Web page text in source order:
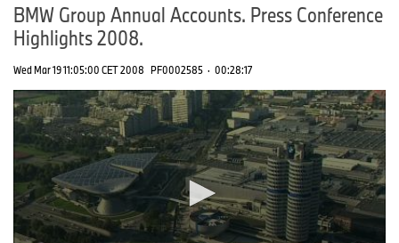
BMW Group Annual Accounts. Press Conference
Highlights 2008.
Wed Mar 19 11:05:00 CET 2008 PF0002585 · 00:28:17